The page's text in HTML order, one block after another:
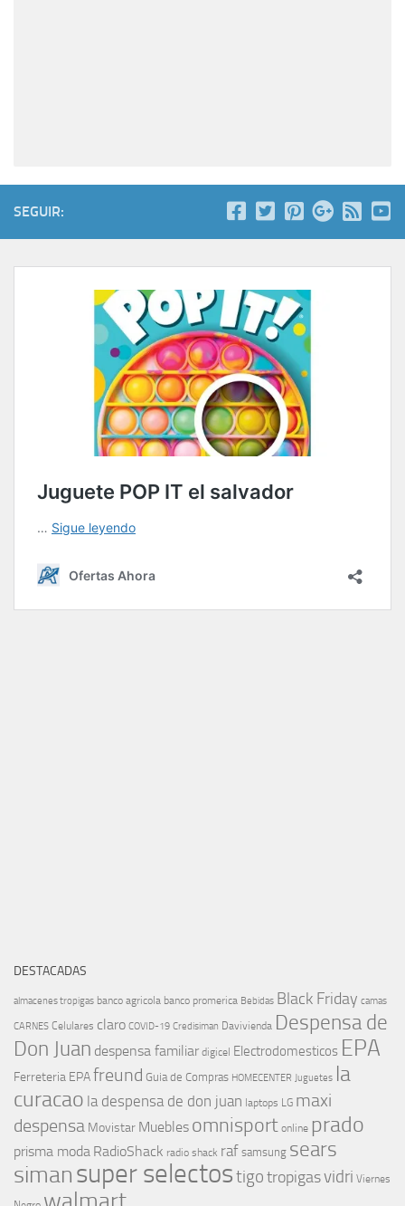
SEGUIR:
DESTACADAS
almacenes tropigas banco agricola banco promerica Bebidas Black Friday camas
CARNES Celulares claro COVID-19 Credisiman Davivienda Despensa de
Don Juan despensa familiar digicel Electrodomesticos EPA
Ferreteria EPAfreund Guia de Compras HOMECENTER Juguetes la
curacao la despensa de don juan laptops LG maxi
despensa Movistar Muebles omnisport online prado
prisma moda RadioShack radio shack raf samsung sears
simansuper selectostigotropigasvidri Viernes